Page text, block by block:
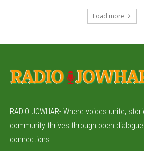
Load more
RADIO JOWHAR- Where voices unite,
community thrives through open
connections.